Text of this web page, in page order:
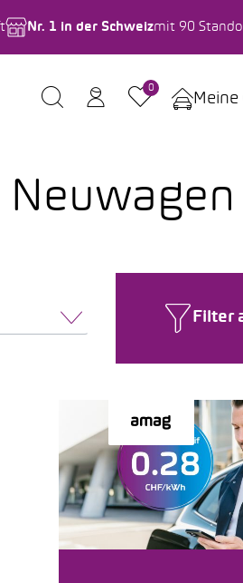
Nr. 1 in der Schweizmit 90
0
Meine
Neuwagen
Filter